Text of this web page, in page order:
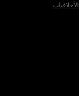
الأخلاقيات